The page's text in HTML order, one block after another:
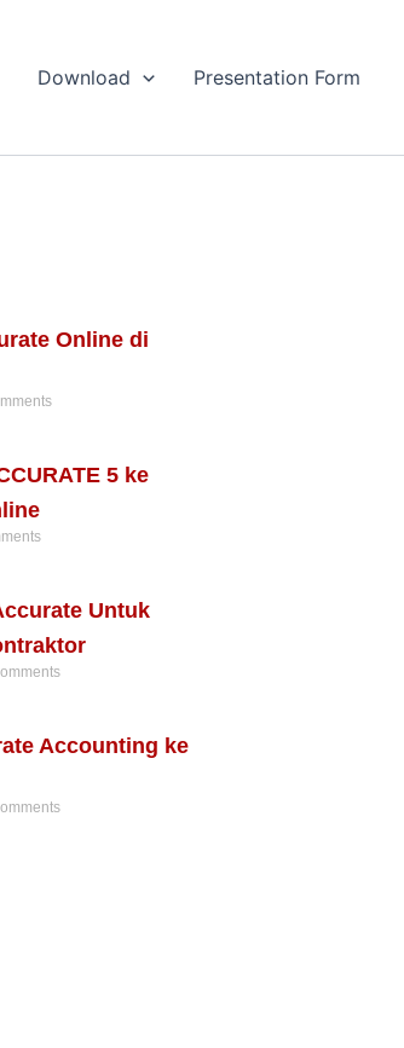
Download Presentation Form
Online di
5 ke
Untuk
Accounting ke